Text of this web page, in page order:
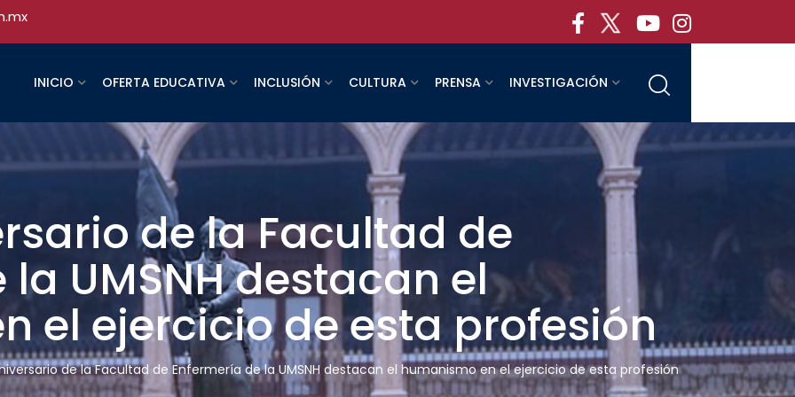
INICIO OFERTA EDUCATIVA INCLUSIÓN CULTURA PRENSA INVESTIGACIÓN
de la Facultad de
UMSNH destacan el
el ejercicio de esta profesión
de la Facultad de Enfermería de la UMSNH destacan el humanismo en el ejercicio de esta profesión